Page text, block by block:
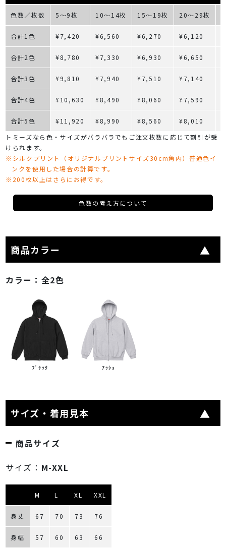
色数／枚数 5～9枚 10～14枚 15～19枚 20～29枚
合計1色 ¥7,420 ¥6,560 ¥6,270 ¥6,120
合計2色 ¥8,780 ¥7,330 ¥6,930 ¥6,650
合計3色 ¥9,810 ¥7,940 ¥7,510 ¥7,140
合計4色 ¥10,630 ¥8,490 ¥8,060 ¥7,590
合計5色 ¥11,920 ¥8,990 ¥8,560 ¥8,010
トミーズなら色・サイズがバラバラでもご注文枚数に応じて割引が受
けられます。
※シルクプリント（オリジナルプリントサイズ30cm角内）普通色イ
ンクを使用した場合の計算です。
※200枚以上はさらにお得です。
色数の考え方について
商品カラー
カラー： 全2色
ﾌﾞﾗｯｸ ｱｯｼｭ
サイズ・着用見本
商品サイズ
サイズ： M-XXL
M L XL XXL
身丈 67 70 73 76
身幅 57 60 63 66